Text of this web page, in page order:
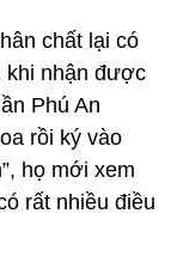
chất lại có
khi nhận được
Phú An
rồi ký vào
họ mới xem
rất nhiều điều